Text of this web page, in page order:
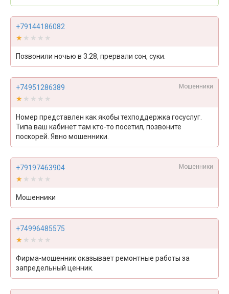
+79144186082
★★★★★
★★★★★
Позвонили ночью в 3:28, прервали сон, суки.
+74951286389 Мошенники
★★★★★
★★★★★
Номер представлен как якобы техподдержка госуслуг.
Типа ваш кабинет там кто-то посетил, позвоните
поскорей. Явно мошенники.
+79197463904 Мошенники
★★★★★
★★★★★
Мошенники
+74996485575
★★★★★
★★★★★
Фирма-мошенник оказывает ремонтные работы за
запредельный ценник.